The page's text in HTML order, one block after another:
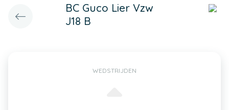
BC Guco Lier Vzw
J18 B
WEDSTRIJDEN